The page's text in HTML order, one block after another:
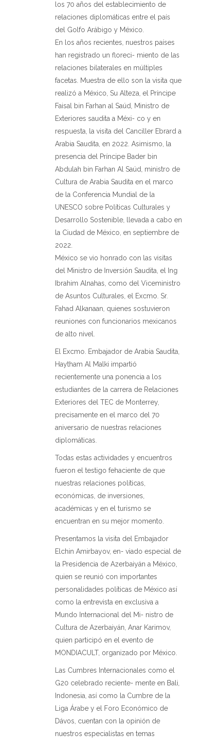
los 70 años del establecimiento de
relaciones diplomáticas entre el país
del Golfo Arábigo y México.
En los años recientes, nuestros países
han registrado un floreci- miento de las
relaciones bilaterales en múltiples
facetas. Muestra de ello son la visita que
realizó a México, Su Alteza, el Príncipe
Faisal bin Farhan al Saúd, Ministro de
Exteriores saudita a Méxi- co y en
respuesta, la visita del Canciller Ebrard a
Arabia Saudita, en 2022. Asimismo, la
presencia del Príncipe Bader bin
Abdulah bin Farhan Al Saúd, ministro de
Cultura de Arabia Saudita en el marco
de la Conferencia Mundial de la
UNESCO sobre Políticas Culturales y
Desarrollo Sostenible, llevada a cabo en
la Ciudad de México, en septiembre de
2022.
México se vio honrado con las visitas
del Ministro de Inversión Saudita, el Ing
Ibrahim Alnahas, como del Viceministro
de Asuntos Culturales, el Excmo. Sr.
Fahad Alkanaan, quienes sostuvieron
reuniones con funcionarios mexicanos
de alto nivel.
El Excmo. Embajador de Arabia Saudita,
Haytham Al Malki impartió
recientemente una ponencia a los
estudiantes de la carrera de Relaciones
Exteriores del TEC de Monterrey,
precisamente en el marco del 70
aniversario de nuestras relaciones
diplomáticas.
Todas estas actividades y encuentros
fueron el testigo fehaciente de que
nuestras relaciones políticas,
económicas, de inversiones,
académicas y en el turismo se
encuentran en su mejor momento.
Presentamos la visita del Embajador
Elchin Amirbayov, en- viado especial de
la Presidencia de Azerbaiyán a México,
quien se reunió con importantes
personalidades políticas de México así
como la entrevista en exclusiva a
Mundo Internacional del Mi- nistro de
Cultura de Azerbaiyán, Anar Karimov,
quien participó en el evento de
MONDIACULT, organizado por México.
Las Cumbres Internacionales como el
G20 celebrado reciente- mente en Bali,
Indonesia, así como la Cumbre de la
Liga Árabe y el Foro Económico de
Dávos, cuentan con la opinión de
nuestros especialistas en temas